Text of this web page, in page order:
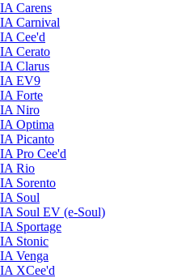
Carens
Carnival
Cee'd
Cerato
Clarus
EV9
Forte
Niro
Optima
Picanto
Pro Cee'd
Rio
Sorento
Soul
Soul EV (e-Soul)
Sportage
Stonic
Venga
XCee'd